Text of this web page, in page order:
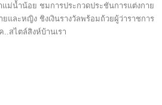
ม่น้ำน้อย ชมการประกวดประชันการแต่งกาย
ละหญิง ชิงเงินรางวัลพร้อมถ้วยผู้ว่าราชการ
..สไตล์สิงห์บ้านเรา